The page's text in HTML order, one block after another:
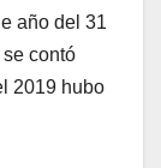
año del 31
contó
2019 hubo